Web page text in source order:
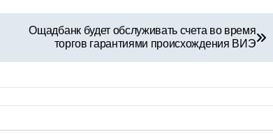
Ощадбанк будет обслуживать счета во время
торгов гарантиями происхождения ВИЭ